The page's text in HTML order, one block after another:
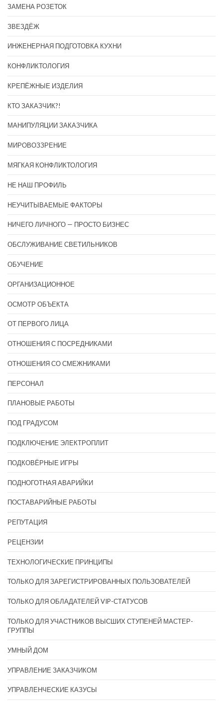
ЗАМЕНА РОЗЕТОК
ЗВЕЗДЁЖ
ИНЖЕНЕРНАЯ ПОДГОТОВКА КУХНИ
КОНФЛИКТОЛОГИЯ
КРЕПЁЖНЫЕ ИЗДЕЛИЯ
КТО ЗАКАЗЧИК?!
МАНИПУЛЯЦИИ ЗАКАЗЧИКА
МИРОВОЗЗРЕНИЕ
МЯГКАЯ КОНФЛИКТОЛОГИЯ
НЕ НАШ ПРОФИЛЬ
НЕУЧИТЫВАЕМЫЕ ФАКТОРЫ
НИЧЕГО ЛИЧНОГО — ПРОСТО БИЗНЕС
ОБСЛУЖИВАНИЕ СВЕТИЛЬНИКОВ
ОБУЧЕНИЕ
ОРГАНИЗАЦИОННОЕ
ОСМОТР ОБЪЕКТА
ОТ ПЕРВОГО ЛИЦА
ОТНОШЕНИЯ С ПОСРЕДНИКАМИ
ОТНОШЕНИЯ СО СМЕЖНИКАМИ
ПЕРСОНАЛ
ПЛАНОВЫЕ РАБОТЫ
ПОД ГРАДУСОМ
ПОДКЛЮЧЕНИЕ ЭЛЕКТРОПЛИТ
ПОДКОВЁРНЫЕ ИГРЫ
ПОДНОГОТНАЯ АВАРИЙКИ
ПОСТАВАРИЙНЫЕ РАБОТЫ
РЕПУТАЦИЯ
РЕЦЕНЗИИ
ТЕХНОЛОГИЧЕСКИЕ ПРИНЦИПЫ
ТОЛЬКО ДЛЯ ЗАРЕГИСТРИРОВАННЫХ ПОЛЬЗОВАТЕЛЕЙ
ТОЛЬКО ДЛЯ ОБЛАДАТЕЛЕЙ VIP-СТАТУСОВ
ТОЛЬКО ДЛЯ УЧАСТНИКОВ ВЫСШИХ СТУПЕНЕЙ МАСТЕР-
ГРУППЫ
УМНЫЙ ДОМ
УПРАВЛЕНИЕ ЗАКАЗЧИКОМ
УПРАВЛЕНЧЕСКИЕ КАЗУСЫ